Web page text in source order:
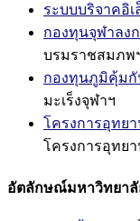
ระบบบริจาคอิ
กองทุนจุฬาลง
บรมราชสมภพ
กองทุนภูมิคุ้มกั
มะเร็งจุฬาฯ
โครงการอุทย
โครงการอุทย
อัตลักษณ์มหาวิทยาลั